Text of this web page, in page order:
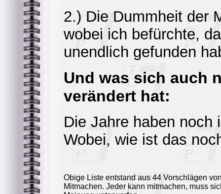
2.) Die Dummheit der
wobei ich befürchte,
unendlich gefunden
Und was sich auch
verändert hat:
Die Jahre haben noch
Wobei, wie ist das
Obige Liste entstand aus 44 Vorschlägen
Mitmachen. Jeder kann mitmachen, muss